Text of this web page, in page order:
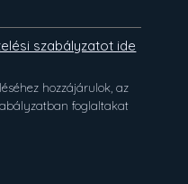
szabályzatot ide
hozzájárulok, az
foglaltakat